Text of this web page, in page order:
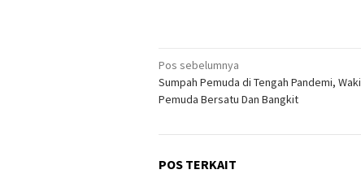
Navigasi
pos
Pos sebelumnya
Sumpah Pemuda di Tengah Pandemi,
Pemuda Bersatu Dan Bangkit
POS TERKAIT